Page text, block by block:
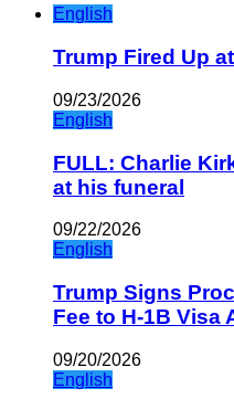
English
Trump Fired Up
09/23/2026
English
FULL: Charlie
at his funeral
09/22/2026
English
Trump Signs
Fee to H-1B Visa
09/20/2026
English